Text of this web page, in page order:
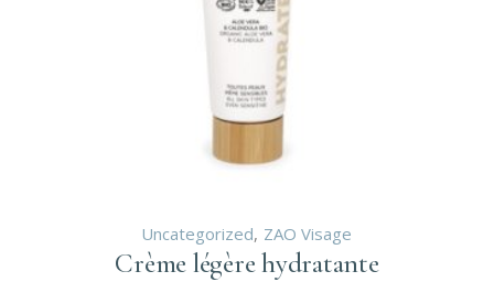
Uncategorized ZAO Visage
Crème légère hydratante